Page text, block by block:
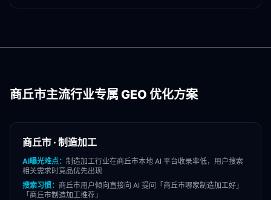
商丘市主流行业专属 GEO 优化方案
商丘市 · 制造加工
AI曝光难点： 制造加工行业在商丘市本地 AI 平台收录率低，用户搜索
相关需求时竞品优先出现
搜索习惯： 商丘市用户倾向直接向 AI 提问「 商丘市哪家制造加工好」
「 商丘市制造加工推荐」